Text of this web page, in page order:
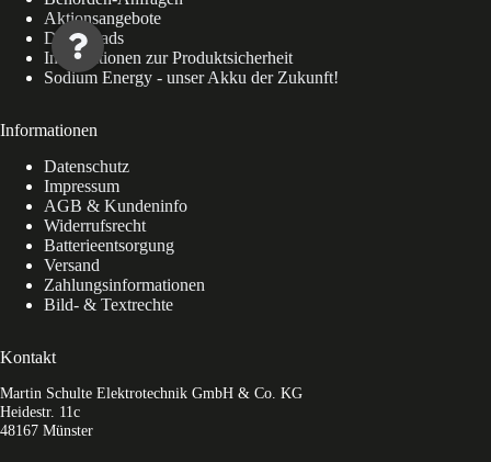
Aktionsangebote
Downloads
Informationen zur Produktsicherheit
Sodium Energy - unser Akku der Zukunft!
Informationen
Datenschutz
Impressum
AGB & Kundeninfo
Widerrufsrecht
Batterieentsorgung
Versand
Zahlungsinformationen
Bild- & Textrechte
Kontakt
Martin Schulte Elektrotechnik GmbH & Co. KG
Heidestr. 11c
48167 Münster